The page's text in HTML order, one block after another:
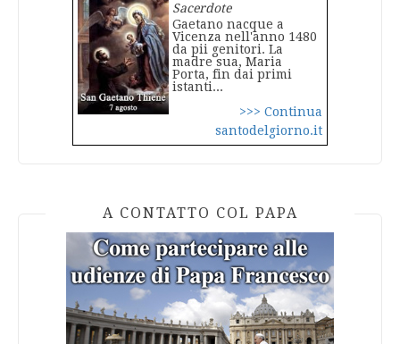
Sacerdote
Gaetano nacque a
Vicenza nell'anno 1480
da pii genitori. La
madre sua, Maria
Porta, fin dai primi
istanti...
>>> Continua
santodelgiorno.it
A CONTATTO COL PAPA